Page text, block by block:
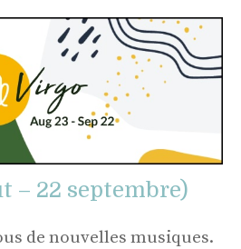
– 22 septembre)
de nouvelles musiques.